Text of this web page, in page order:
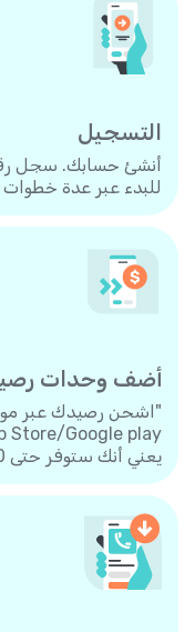
التسجيل
للبدء عبر عدة
أضف وحدات
يعني أنك ستوفر حتى 30%. "